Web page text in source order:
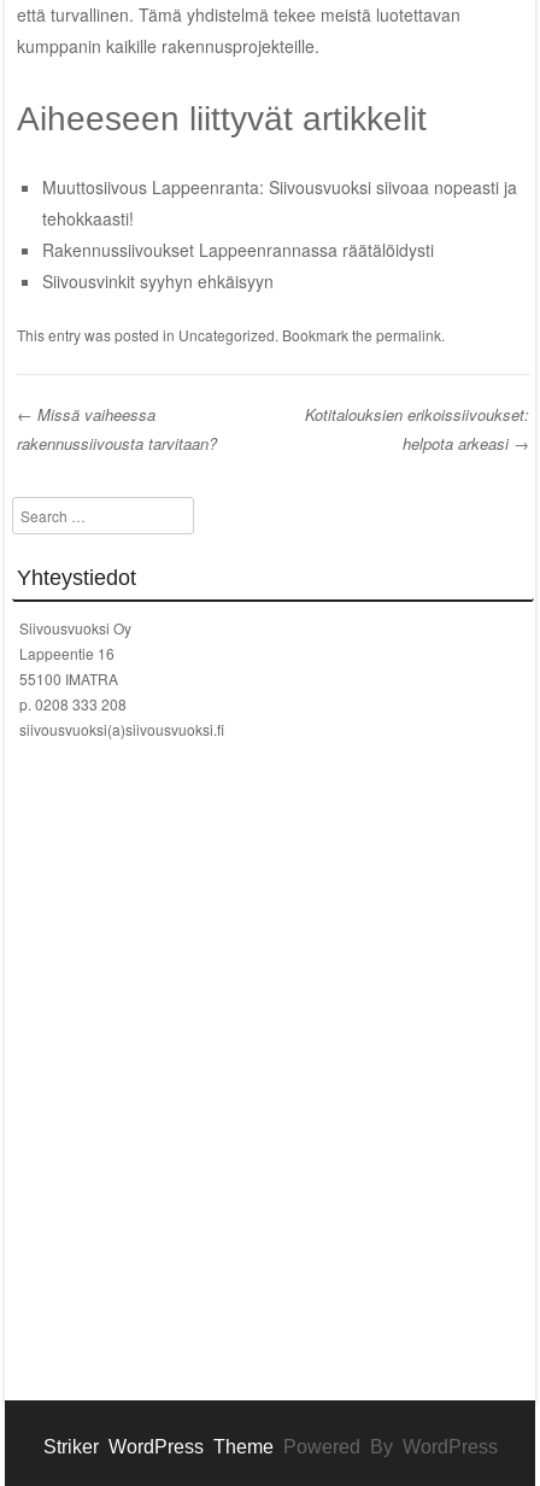
että turvallinen. Tämä yhdistelmä tekee meistä luotettavan
kumppanin kaikille rakennusprojekteille.
Aiheeseen liittyvät artikkelit
Muuttosiivous Lappeenranta: Siivousvuoksi siivoaa nopeasti ja
tehokkaasti!
Rakennussiivoukset Lappeenrannassa räätälöidysti
Siivousvinkit syyhyn ehkäisyyn
This entry was posted in Uncategorized. Bookmark the permalink.
← Missä vaiheessa
rakennussiivousta tarvitaan?
Kotitalouksien erikoissiivoukset:
helpota arkeasi →
Search
Yhteystiedot
Siivousvuoksi Oy
Lappeentie 16
55100 IMATRA
p. 0208 333 208
siivousvuoksi(a)siivousvuoksi.fi
Striker WordPress ThemePowered By WordPress